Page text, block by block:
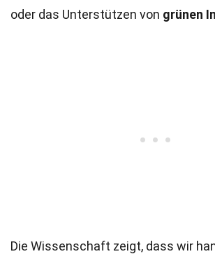
oder das Unterstützen von grünen
Die Wissenschaft zeigt, dass wir